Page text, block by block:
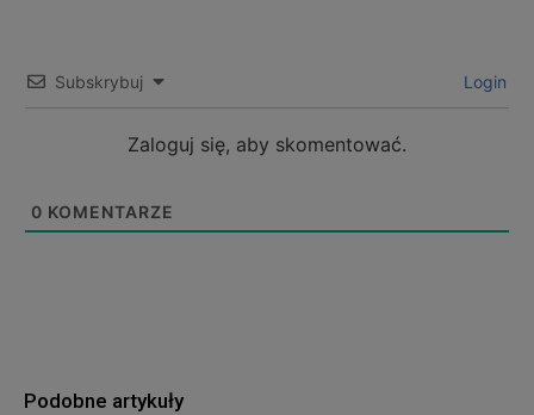
Subskrybuj Login
Zaloguj się, aby skomentować.
0 KOMENTARZE
Podobne artykuły